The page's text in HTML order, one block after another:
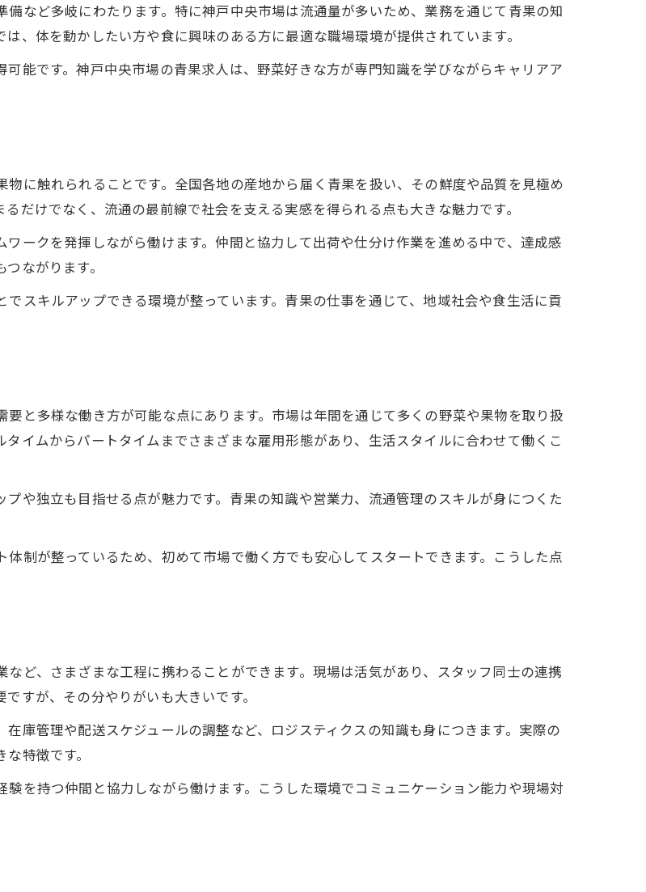
ら市場で働くための基礎知識
中央市場で未経験から野菜を扱うために
求人初心者が知るべき市場の基本業務
におすすめ神戸本場の青果求人
好き必見の神戸本場青果求人の魅力
中央市場で叶える野菜好きの仕事生活
求人を選ぶなら神戸本場がおすすめな理由
本場の青果求人で広がる野菜の世界
流通を支える神戸中央市場の現場力とは
求人から見る神戸中央市場の実力とは
活動で注目される神戸中央市場の強み
中央市場で学ぶ野菜流通のやりがい
中央市場の青果求人で得るやりがい
など多岐にわたります。特に神戸中央市場は流通量が多いため、業務を通じて青果の知
、体を動かしたい方や食に興味のある方に最適な職場環境が提供されています。
能です。神戸中央市場の青果求人は、野菜好きな方が専門知識を学びながらキャリアア
に触れられることです。全国各地の産地から届く青果を扱い、その鮮度や品質を見極め
だけでなく、流通の最前線で社会を支える実感を得られる点も大きな魅力です。
ークを発揮しながら働けます。仲間と協力して出荷や仕分け作業を進める中で、達成感
ながります。
スキルアップできる環境が整っています。青果の仕事を通じて、地域社会や食生活に貢
と多様な働き方が可能な点にあります。市場は年間を通じて多くの野菜や果物を取り扱
イムからパートタイムまでさまざまな雇用形態があり、生活スタイルに合わせて働くこ
や独立も目指せる点が魅力です。青果の知識や営業力、流通管理のスキルが身につくた
制が整っているため、初めて市場で働く方でも安心してスタートできます。こうした点
ど、さまざまな工程に携わることができます。現場は活気があり、スタッフ同士の連携
すが、その分やりがいも大きいです。
庫管理や配送スケジュールの調整など、ロジスティクスの知識も身につきます。実際の
特徴です。
を持つ仲間と協力しながら働けます。こうした環境でコミュニケーション能力や現場対
お問い合わせはこちら
お問い合わせはこちら